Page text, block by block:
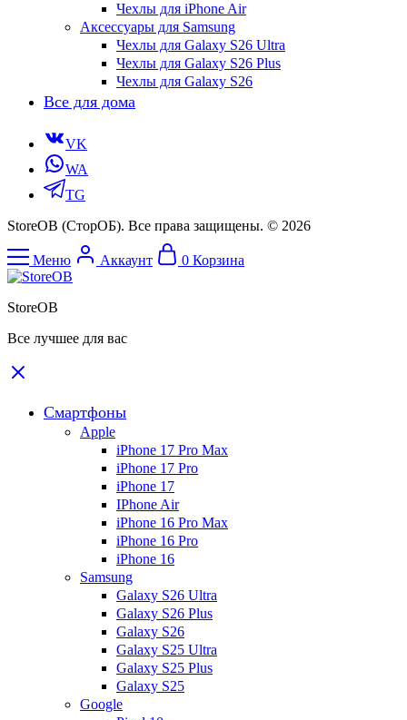
Чехлы для iPhone Air
Аксессуары для Samsung
Чехлы для Galaxy S26 Ultra
Чехлы для Galaxy S26 Plus
Чехлы для Galaxy S26
Все для дома
VK
WA
TG
StoreOB (CторОБ). Все права защищены. © 2026
Меню Аккаунт 0 Корзина
StoreOB
Все лучшее для вас
Смартфоны
Apple
iPhone 17 Pro Max
iPhone 17 Pro
iPhone 17
IPhone Air
iPhone 16 Pro Max
iPhone 16 Pro
iPhone 16
Samsung
Galaxy S26 Ultra
Galaxy S26 Plus
Galaxy S26
Galaxy S25 Ultra
Galaxy S25 Plus
Galaxy S25
Google